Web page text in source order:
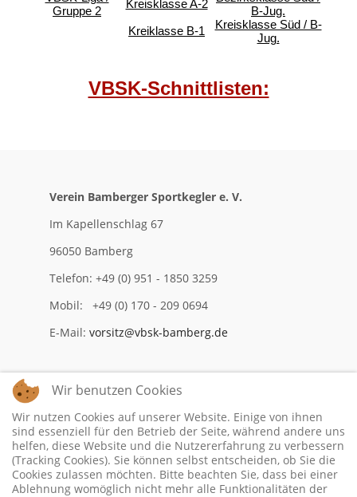
Verein Bamberger Sportkegler e. V.
Im Kapellenschlag 67
96050 Bamberg
Telefon: +49 (0) 951 - 1850 3259
Mobil: +49 (0) 170 - 209 0694
E-Mail: vorsitz@vbsk-bamberg.de
Impressum
Datenschutzerklärung
Wir benutzen Cookies
Wir nutzen Cookies auf unserer Website. Einige von ihnen
sind essenziell für den Betrieb der Seite, während andere uns
helfen, diese Website und die Nutzererfahrung zu verbessern
(Tracking Cookies). Sie können selbst entscheiden, ob Sie die
Cookies zulassen möchten. Bitte beachten Sie, dass bei einer
Ablehnung womöglich nicht mehr alle Funktionalitäten der